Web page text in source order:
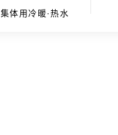
集体用冷暖·热水